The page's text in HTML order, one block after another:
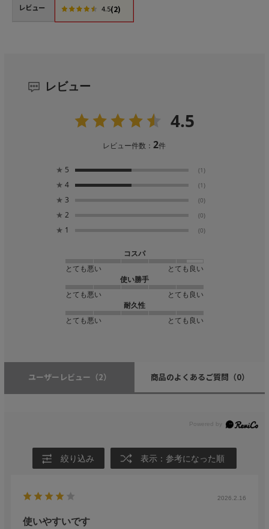
レビュー 4.5(2)
レビュー
4.5
レビュー件数：2件
★ 5 (1)
★ 4 (1)
★ 3 (0)
★ 2 (0)
★ 1 (0)
コスパ
とても悪い
とても良い
使い勝手
とても悪い
とても良い
耐久性
とても悪い
とても良い
ユーザーレビュー （2） 商品のよくあるご質問 （0）
絞り込み 表示：参考になった順
2026.2.16
使いやすいです